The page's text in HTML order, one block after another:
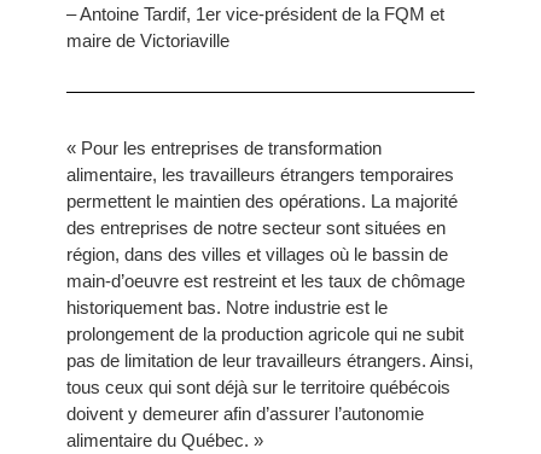
– Antoine Tardif, 1er vice-président de la FQM et
maire de Victoriaville
« Pour les entreprises de transformation
alimentaire, les travailleurs étrangers temporaires
permettent le maintien des opérations. La majorité
des entreprises de notre secteur sont situées en
région, dans des villes et villages où le bassin de
main-d’oeuvre est restreint et les taux de chômage
historiquement bas. Notre industrie est le
prolongement de la production agricole qui ne subit
pas de limitation de leur travailleurs étrangers. Ainsi,
tous ceux qui sont déjà sur le territoire québécois
doivent y demeurer afin d’assurer l’autonomie
alimentaire du Québec. »